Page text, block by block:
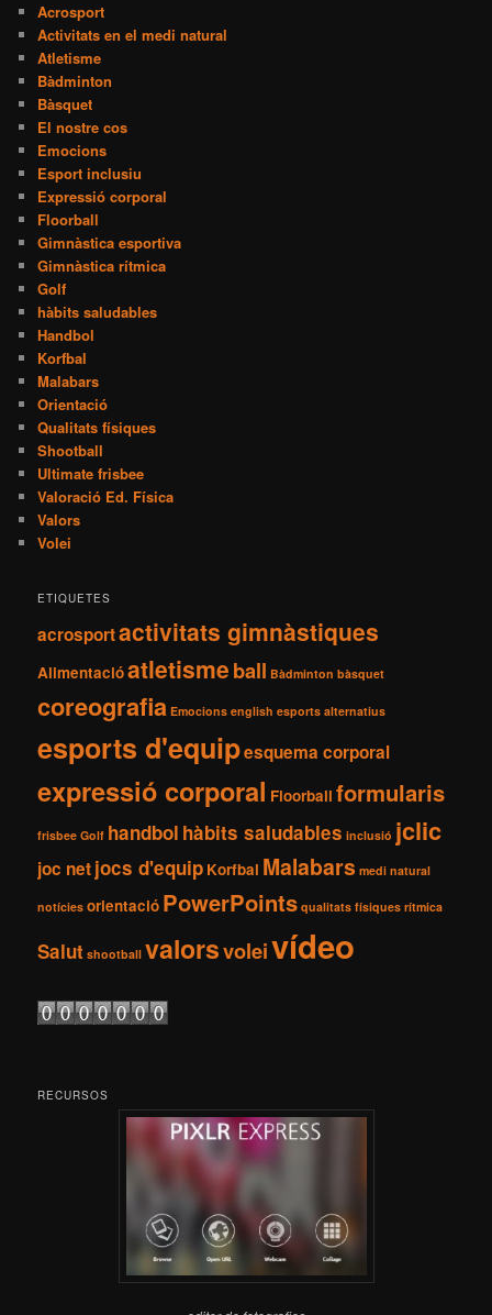
Acrosport
Activitats en el medi natural
Atletisme
Bàdminton
Bàsquet
El nostre cos
Emocions
Esport inclusiu
Expressió corporal
Floorball
Gimnàstica esportiva
Gimnàstica rítmica
Golf
hàbits saludables
Handbol
Korfbal
Malabars
Orientació
Qualitats físiques
Shootball
Ultimate frisbee
Valoració Ed. Física
Valors
Volei
ETIQUETES
acrosportactivitats gimnàstiques
Alimentacióatletismeball Bàdminton bàsquet
coreografia Emocions english esports alternatius
esports d'equipesquema corporal
expressió corporal Floorball formularis
frisbee Golf handbol hàbits saludables inclusió jclic
joc netjocs d'equip Korfbal Malabars medi natural
notícies orientació PowerPoints qualitats físiques rítmica
Salut shootball valorsvoleivídeo
RECURSOS